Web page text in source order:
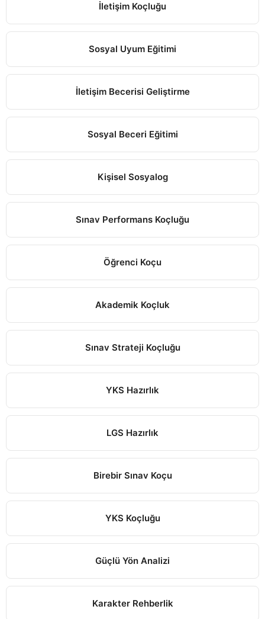
İletişim Koçluğu
Sosyal Uyum Eğitimi
İletişim Becerisi Geliştirme
Sosyal Beceri Eğitimi
Kişisel Sosyalog
Sınav Performans Koçluğu
Öğrenci Koçu
Akademik Koçluk
Sınav Strateji Koçluğu
YKS Hazırlık
LGS Hazırlık
Birebir Sınav Koçu
YKS Koçluğu
Güçlü Yön Analizi
Karakter Rehberlik